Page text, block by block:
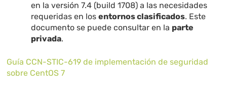
en la versión 7.4 (build 1708) a las necesidades
requeridas en losentornos clasificados. Este
documento se puede consultar en la parte
privada.
Guía CCN-STIC-619 de implementación de seguridad
sobre CentOS 7